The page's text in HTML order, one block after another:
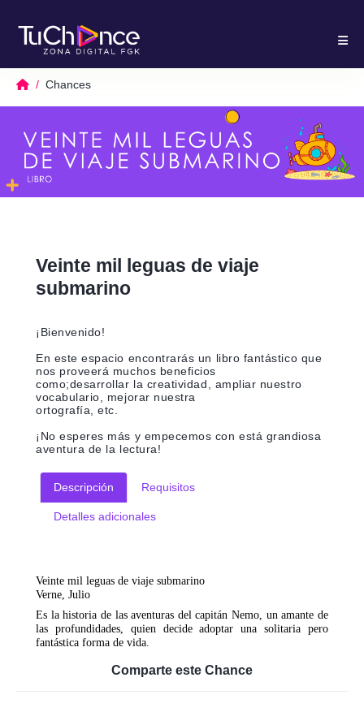
Chances
Veinte mil leguas de viaje
submarino
¡Bienvenido!
En este espacio encontrarás un libro fantástico que
nos proveerá muchos beneficios
como;desarrollar la creatividad, ampliar nuestro
vocabulario, mejorar nuestra
ortografía, etc.
¡No esperes más y empecemos con está grandiosa
aventura de la lectura!
Descripción Requisitos
Detalles adicionales
Veinte mil leguas de viaje submarino
Verne, Julio
Es la historia de las aventuras del capitán Nemo, un amante de
las profundidades, quien decide adoptar una solitaria pero
fantástica forma de vida.
Comparte este Chance